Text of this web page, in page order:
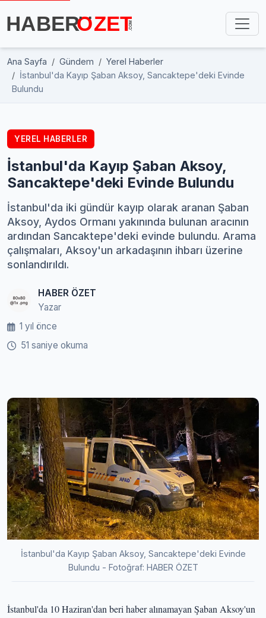
Ana Sayfa Gündem
Yerel Haberler
İstanbul'da Kayıp Şaban Aksoy, Sancaktepe'deki Evinde
Bulundu
YEREL HABERLER
İstanbul'da Kayıp Şaban Aksoy,
Sancaktepe'deki Evinde Bulundu
İstanbul'da iki gündür kayıp olarak aranan Şaban
Aksoy, Aydos Ormanı yakınında bulunan aracının
ardından Sancaktepe'deki evinde bulundu. Arama
çalışmaları, Aksoy'un arkadaşının ihbarı üzerine
sonlandırıldı.
HABER ÖZET
Yazar
1 yıl önce
51 saniye okuma
İstanbul'da Kayıp Şaban Aksoy, Sancaktepe'deki Evinde
Bulundu - Fotoğraf: HABER ÖZET
İstanbul'da 10 Haziran'dan beri haber alınamayan Şaban Aksoy'un